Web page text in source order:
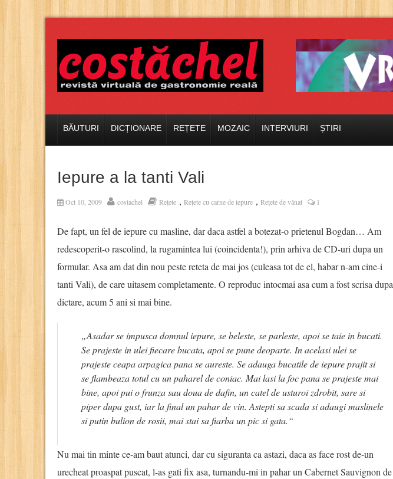
BĂUTURI DICȚIONARE REȚETE MOZAIC INTERVIURI ȘTIRI
Iepure a la tanti Vali
Oct 10, 2009 costachel Rețete , Rețete cu carne de iepure , Rețete de vânat 1
De fapt, un fel de iepure cu masline, dar daca astfel a botezat-o prietenul Bogdan… Am
redescoperit-o rascolind, la rugamintea lui (coincidenta!), prin arhiva de CD-uri dupa un
formular. Asa am dat din nou peste reteta de mai jos (culeasa tot de el, habar n-am cine-i
tanti Vali), de care uitasem completamente. O reproduc intocmai asa cum a fost scrisa dupa
dictare, acum 5 ani si mai bine.
„Asadar se impusca domnul iepure, se beleste, se parleste, apoi se taie in bucati.
Se prajeste in ulei fiecare bucata, apoi se pune deoparte. In acelasi ulei se
prajeste ceapa arpagica pana se aureste. Se adauga bucatile de iepure prajit si
se flambeaza totul cu un paharel de coniac. Mai lasi la foc pana se prajeste mai
bine, apoi pui o frunza sau doua de dafin, un catel de usturoi zdrobit, sare si
piper dupa gust, iar la final un pahar de vin. Astepti sa scada si adaugi maslinele
si putin bulion de rosii, mai stai sa fiarba un pic si gata.“
Nu mai tin minte ce-am baut atunci, dar cu siguranta ca astazi, daca as face rost de-un
urecheat proaspat puscat, l-as gati fix asa, turnandu-mi in pahar un Cabernet Sauvignon de